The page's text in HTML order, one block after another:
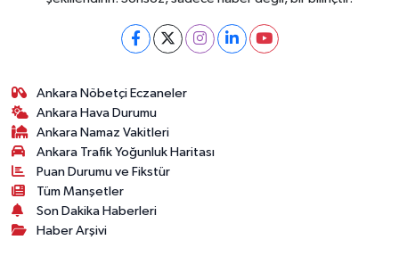
Ankara Nöbetçi Eczaneler
Ankara Hava Durumu
Ankara Namaz Vakitleri
Ankara Trafik Yoğunluk Haritası
Puan Durumu ve Fikstür
Tüm Manşetler
Son Dakika Haberleri
Haber Arşivi